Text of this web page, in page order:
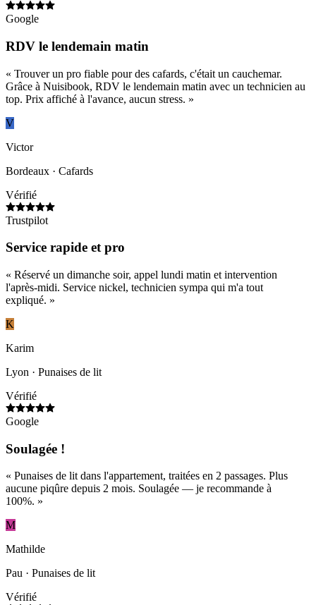
Google
RDV le lendemain matin
« Trouver un pro fiable pour des cafards, c'était un cauchemar.
Grâce à Nuisibook, RDV le lendemain matin avec un technicien au
top. Prix affiché à l'avance, aucun stress. »
V
Victor
Bordeaux · Cafards
Vérifié
Trustpilot
Service rapide et pro
« Réservé un dimanche soir, appel lundi matin et intervention
l'après-midi. Service nickel, technicien sympa qui m'a tout
expliqué. »
K
Karim
Lyon · Punaises de lit
Vérifié
Google
Soulagée !
« Punaises de lit dans l'appartement, traitées en 2 passages. Plus
aucune piqûre depuis 2 mois. Soulagée — je recommande à
100%. »
M
Mathilde
Pau · Punaises de lit
Vérifié